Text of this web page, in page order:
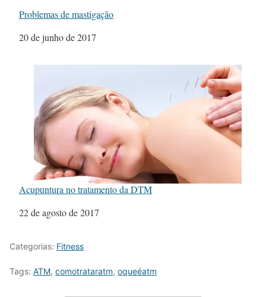
Problemas de mastigação
Data
20 de junho de 2017
Acupuntura no tratamento da DTM
Data
22 de agosto de 2017
Categorias: Fitness
Tags: ATM, comotrataratm, oqueéatm